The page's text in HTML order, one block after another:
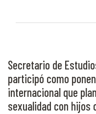
Secretario de
participó como
internacional que
sexualidad con hijos